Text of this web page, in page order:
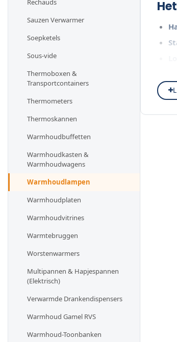
Sauzen Verwarmer
Soepketels
Sous-vide
Thermoboxen &
Transportcontainers
Thermometers
Thermoskannen
Warmhoudbuffetten
Warmhoudkasten &
Warmhoudwagens
Warmhoudlampen
Warmhoudplaten
Warmhoudvitrines
Warmtebruggen
Worstenwarmers
Multipannen & Hapjespannen
(Elektrisch)
Verwarmde Drankendispensers
Warmhoud Gamel RVS
Warmhoud-Toonbanken